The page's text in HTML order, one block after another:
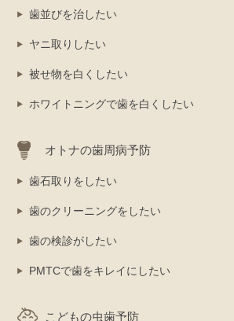
歯並びを治したい
ヤニ取りしたい
被せ物を白くしたい
ホワイトニングで歯を白くしたい
オトナの歯周病予防
歯石取りをしたい
歯のクリーニングをしたい
歯の検診がしたい
PMTCで歯をキレイにしたい
こどもの虫歯予防